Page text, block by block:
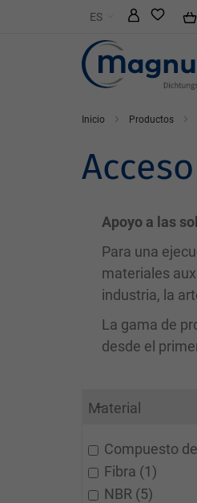
al
contenido
ES
Inicio Productos
Apoyo a las
Para una
materiales
industria, la
La gama de
desde el
Material
Compuesto
Fibra 1
NBR
5